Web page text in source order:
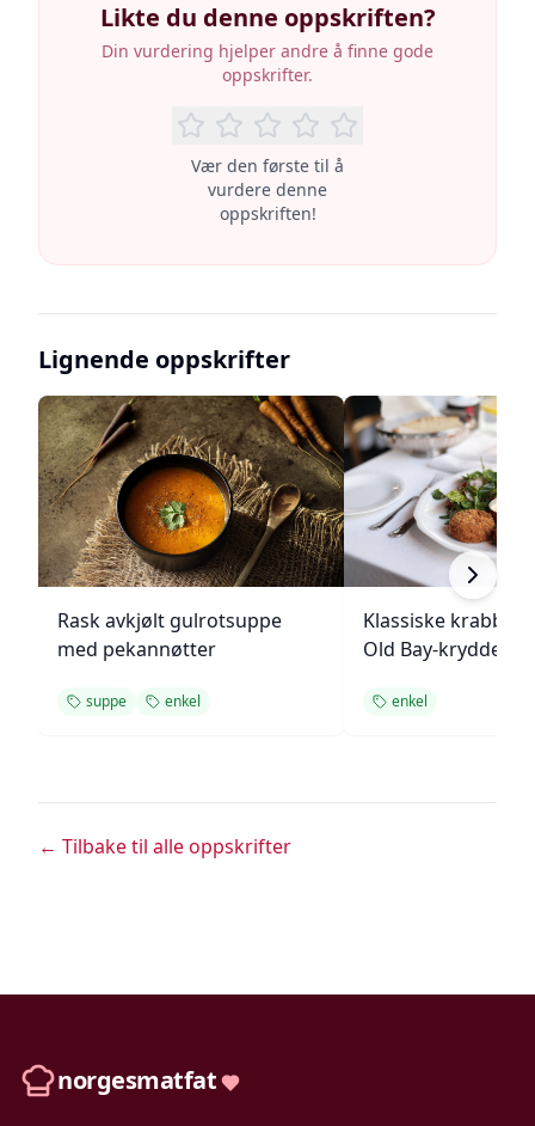
Likte du denne oppskriften?
Din vurdering hjelper andre å finne gode
oppskrifter.
Vær den første til å
vurdere denne
oppskriften!
Lignende oppskrifter
Rask avkjølt gulrotsuppe
med pekannøtter
suppe enkel
Klassiske
Old Bay-krydder
enkel
← Tilbake til alle oppskrifter
norgesmatfat